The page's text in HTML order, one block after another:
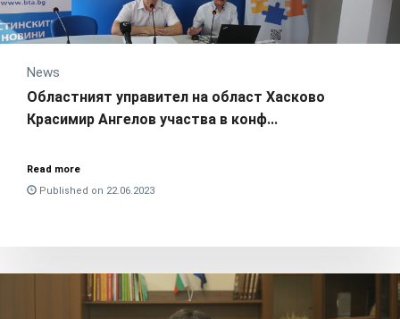
News
Областният управител на област Хасково
Красимир Ангелов участва в конф...
Read more
Published on 22.06.2023